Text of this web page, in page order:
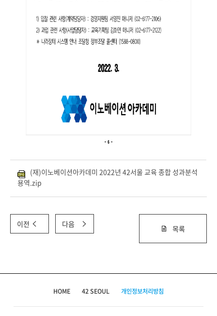
(재)이노베이션아카데미 2022년 42서울 교육 종합 성과분석
용역.zip
이전 다음 목록
HOME 42 SEOUL 개인정보처리방침